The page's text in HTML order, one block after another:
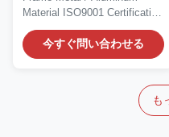
Material ISO9001 Certification
Quick Details...
今すぐ問い合わせる
も